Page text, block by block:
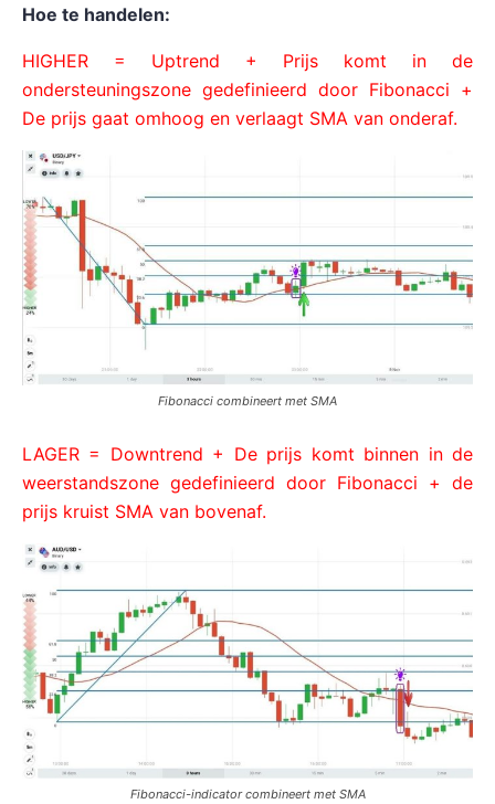
Hoe te handelen:
HIGHER = Uptrend + Prijs komt in de
ondersteuningszone gedefinieerd door Fibonacci +
De prijs gaat omhoog en verlaagt SMA van onderaf.
Fibonacci combineert met SMA
LAGER = Downtrend + De prijs komt binnen in de
weerstandszone gedefinieerd door Fibonacci + de
prijs kruist SMA van bovenaf.
Fibonacci-indicator combineert met SMA